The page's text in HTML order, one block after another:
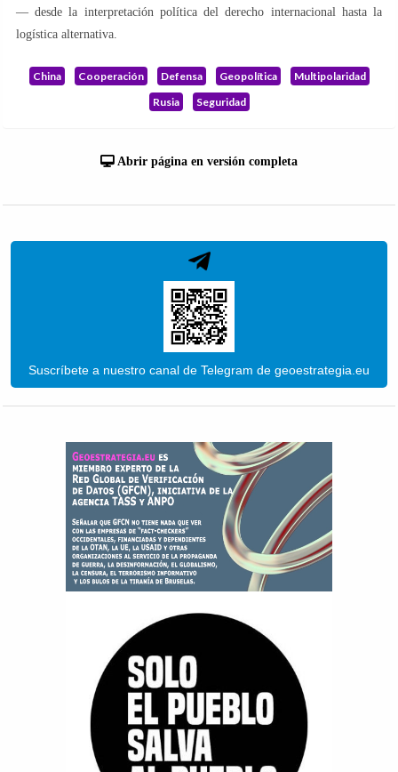
— desde la interpretación política del derecho internacional hasta la
logística alternativa.
China Cooperación Defensa Geopolítica
Multipolaridad
Rusia
Seguridad
Abrir página en versión completa
Suscríbete a nuestro canal de Telegram de geoestrategia.eu